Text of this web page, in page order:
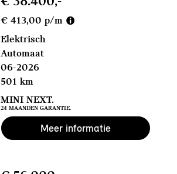
€ 413,00 p/m
Elektrisch
Automaat
06-2026
501 km
MINI NEXT.
24 MAANDEN GARANTIE.
Meer informatie